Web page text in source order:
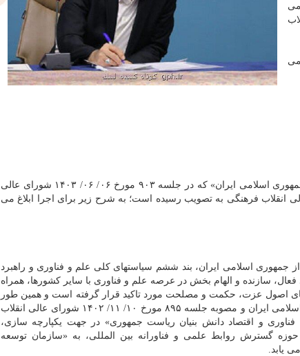
«اساسنامه سازمان توسعه همکاریهای علمی و فناورانه بین المللی جمهوری اسلامی ایران» که در جلسه ۹۰۳ مورخ ۰۶/ ۰۶/ ۱۴۰۳‬ شورای عالی
۴۹۴ شورای معین شورای عالی انقلاب فرهنگی به تصویب رسیده است؛ به شرح زیر برای اجرا ابلاغ می
جمهوری اسلامی ایران، بند ششم سیاستهای کلی علم و فناوری و راهبرد
سازنده و الهام بخش در عرصه علم و فناوری با سایر کشورها، همراه
اصول عزت، حکمت و مصلحت مورد تاکید قرار گرفته است و همین طور
با استناد به بند ۳ ماده ۴ سند جامع روابط علمی بین المللی جمهوری اسلامی ایران و مصوبه جلسه ۸۹۵ مورخ ۱۰/ ۱۱/ ۱۴۰۲‬ شورای عالی انقلاب
و اقتصاد دانش بنیان ریاست جمهوری» در جهت یکپارچه سازی،
گسترش روابط علمی و فناورانه بین المللی، به «سازمان توسعه
یابد.